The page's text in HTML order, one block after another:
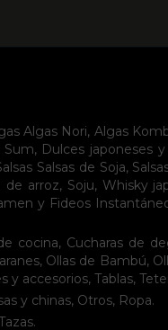
Algas Nori, Algas
Sum, Dulces japoneses
Salsas de Soja,
de arroz, Soju, Whisky
y Fideos
cocina, Cucharas de
, Ollas de Bambú,
y accesorios, Tablas,
y chinas, Otros, Ropa.
.